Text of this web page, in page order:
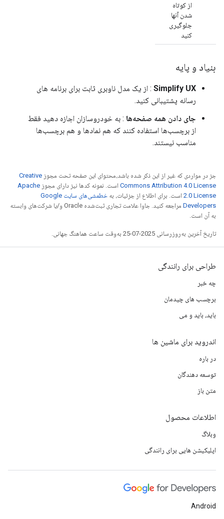
از کوتاه
شدن آنها
جلوگیری
کنید
بنیاد و پایه
Simplify UX : از یک مدل ناوبری ثابت برای برنامه های
رسانه پشتیبانی کنید.
جای دادن همه صفحه‌ها : به خودروسازان اجازه دهید فقط
از برچسب‌ها استفاده کنند که هم نمادها و هم برچسب‌ها
مناسب نیستند.
جز در مواردی که غیر از این ذکر شده باشد،‌محتوای این صفحه تحت مجوز Creative
Commons Attribution 4.0 License است. نمونه کدها نیز دارای مجوز Apache
2.0 License است. برای اطلاع از جزئیات، به
خطمشی‌های سایت Google
Developers‏
مراجعه کنید. جاوا علامت تجاری ثبت‌شده Oracle و/یا شرکت‌های وابسته
به آن است.
تاریخ آخرین به‌روزرسانی 2025-07-25 به‌وقت ساعت هماهنگ جهانی.
طراحی برای رانندگی
چه خبر
برچسب های چیدمان
باید، باید و می
اندروید برای ماشین ها
در باره
توسعه دهندگان
متن باز
اطلاعات محصول
وبلاگ
اپلیکیشن هایی برای رانندگی
Android